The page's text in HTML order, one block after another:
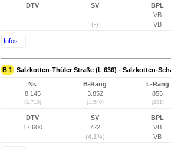
DTV
-
SV
-
(-)
BPL
VB
VB
Infos...
B 1 Salzkotten-Thüler Straße (L 636) - Salzkotten-
Nr.
8.145
(2.710)
B-Rang
3.852
(1.540)
L-Rang
855
(281)
DTV
17.600
SV
722
(4,1%)
BPL
VB
VB